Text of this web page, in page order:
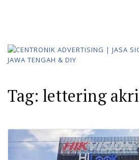
Tag: lettering